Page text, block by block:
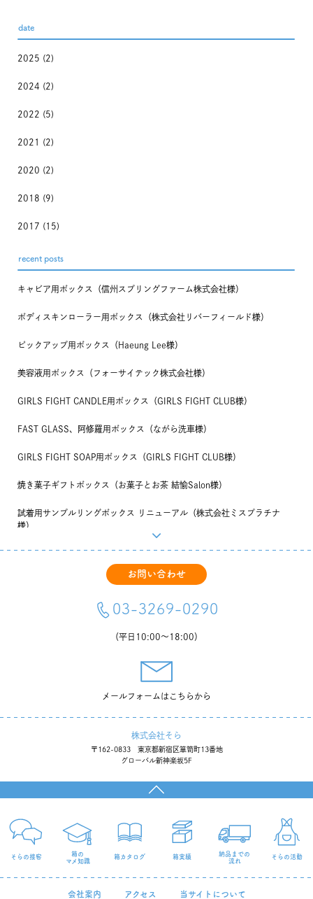
date
2025 (2)
2024 (2)
2022 (5)
2021 (2)
2020 (2)
2018 (9)
2017 (15)
recent posts
キャビア用ボックス（信州スプリングファーム株式会社様）
ボディスキンローラー用ボックス（株式会社リバーフィールド様）
ピックアップ用ボックス（Haeung Lee様）
美容液用ボックス（フォーサイテック株式会社様）
GIRLS FIGHT CANDLE用ボックス（GIRLS FIGHT CLUB様）
FAST GLASS、阿修羅用ボックス（ながら洗車様）
GIRLS FIGHT SOAP用ボックス（GIRLS FIGHT CLUB様）
焼き菓子ギフトボックス（お菓子とお茶 結愉Salon様）
試着用サンプルリングボックス リニューアル（株式会社ミスプラチナ
様）
シャンプー用ボックス（Kids Shampoo Labo様）
キャビア用ボックス（MSファーム株式会社様）
贈答用ラー油箱（株式会社飄香）
イータック®消臭・除菌マスク（株式会社センチュリーアークス様）
KOLME TOKYOギフトボックス（KOLME TOKYO様）
「chuchu doll HINA」用BOX（株式会社ホビージャパン様）
タルト用ボックス（THE CIRCUS様）
創業30年記念 木製置き時計用ボックス（有限会社白石木工様）
お問い合わせ
03-3269-0290
（平日10:00〜18:00）
メールフォームはこちらから
株式会社そら
〒162-0833 東京都新宿区箪笥町13番地
グローバル新神楽坂5F
そらの接客
箱の
マメ知識
箱カタログ 箱実績
納品までの
流れ
そらの活動
会社案内 アクセス 当サイトについて